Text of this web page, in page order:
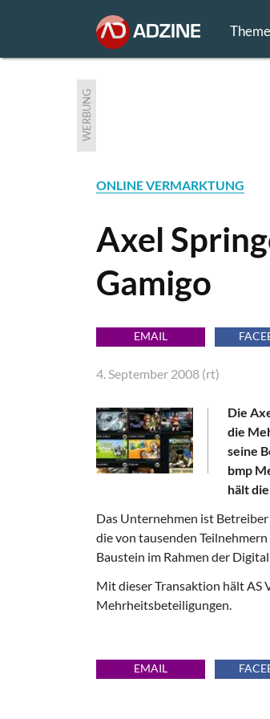
WERBUNG
ONLINE VERMARKTUNG
Axel
Gamigo
EMAIL
4. September 2008 (rt)
Die
die
seine
bmp
hält
Das Unternehmen ist
die von tausenden
Baustein im Rahmen der
Mit dieser Transaktion hält AS
Mehrheitsbeteiligungen.
EMAIL